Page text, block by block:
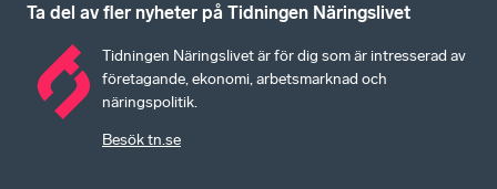
Ta del av fler nyheter på Tidningen Näringslivet
Tidningen Näringslivet är för dig som är intresserad av
företagande, ekonomi, arbetsmarknad och
näringspolitik.
Besök tn.se